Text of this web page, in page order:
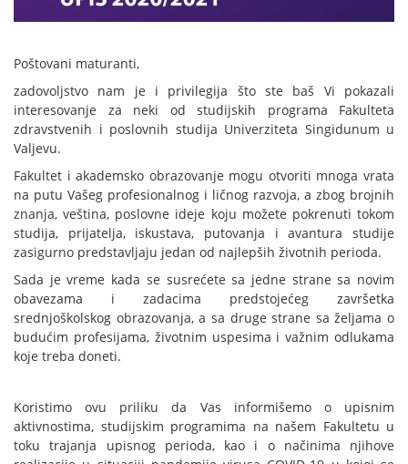
Poštovani maturanti,
zadovoljstvo nam je i privilegija što ste baš Vi pokazali
interesovanje za neki od studijskih programa Fakulteta
zdravstvenih i poslovnih studija Univerziteta Singidunum u
Valjevu.
Fakultet i akademsko obrazovanje mogu otvoriti mnoga vrata
na putu Vašeg profesionalnog i ličnog razvoja, a zbog brojnih
znanja, veština, poslovne ideje koju možete pokrenuti tokom
studija, prijatelja, iskustava, putovanja i avantura studije
zasigurno predstavljaju jedan od najlepših životnih perioda.
Sada je vreme kada se susrećete sa jedne strane sa novim
obavezama i zadacima predstojećeg završetka
srednjoškolskog obrazovanja, a sa druge strane sa željama o
budućim profesijama, životnim uspesima i važnim odlukama
koje treba doneti.
Koristimo ovu priliku da Vas informišemo o upisnim
aktivnostima, studijskim programima na našem Fakultetu u
toku trajanja upisnog perioda, kao i o načinima njihove